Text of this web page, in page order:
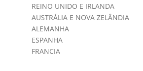
REINO UNIDO E IRLANDA
AUSTRÁLIA E NOVA ZELÂNDIA
ALEMANHA
ESPANHA
FRANCIA